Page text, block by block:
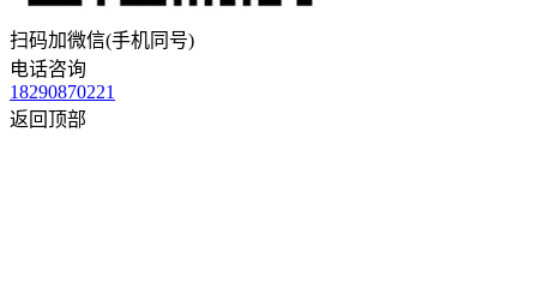
扫码加微信(手机同号)
电话咨询
18290870221
返回顶部